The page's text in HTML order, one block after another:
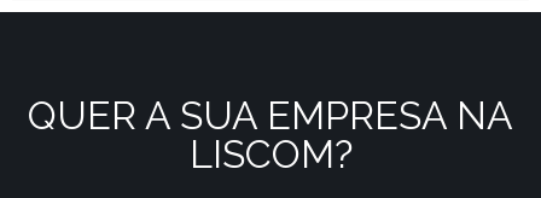
QUER A SUA EMPRESA NA
LISCOM?